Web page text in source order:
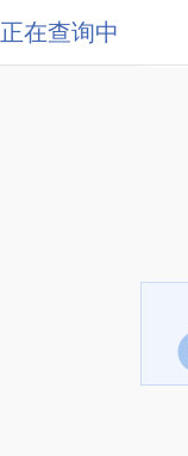
正在查询中